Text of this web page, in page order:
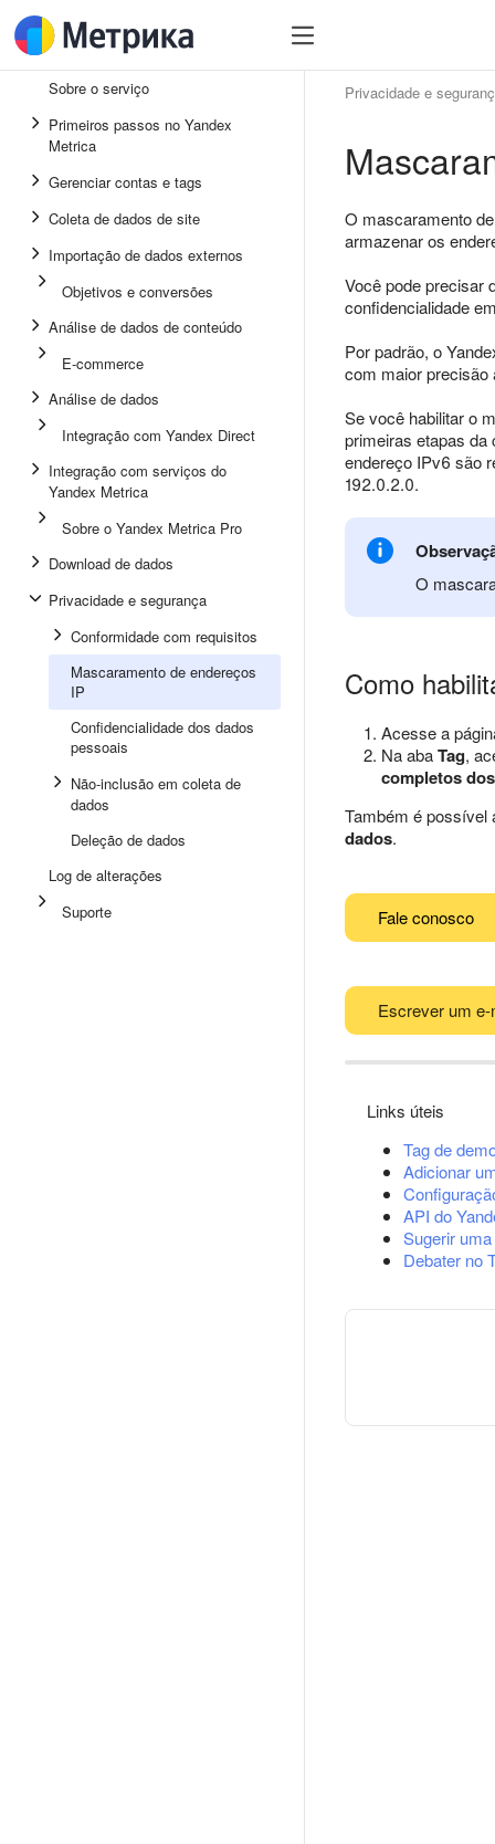
Sobre o serviço
Primeiros passos no Yandex
Metrica
Gerenciar contas e tags
Coleta de dados de site
Importação de dados externos
Objetivos e conversões
Análise de dados de conteúdo
E-commerce
Análise de dados
Integração com Yandex Direct
Integração com serviços do
Yandex Metrica
Sobre o Yandex Metrica Pro
Download de dados
Privacidade e segurança
Conformidade com requisitos
Mascaramento de endereços
IP
Confidencialidade dos dados
pessoais
Não-inclusão em coleta de
dados
Deleção de dados
Log de alterações
Suporte
Privacidade e
O mascaramento
armazenar os
Você pode precisar
confidencialidade
Por padrão, o
com maior precisão
Se você habilitar o
primeiras etapas da
endereço IPv6 são
192.0.2.0.
O
Como
Acesse a
Na abaTag,
completos
Também é possível
dados.
Fale conosco
Escrever um e-
Links úteis
Tag de
Adicionar
API do
Sugerir
Debater no